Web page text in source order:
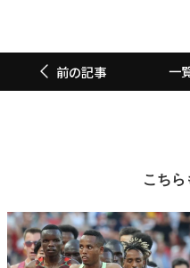
前の記事 一
こち